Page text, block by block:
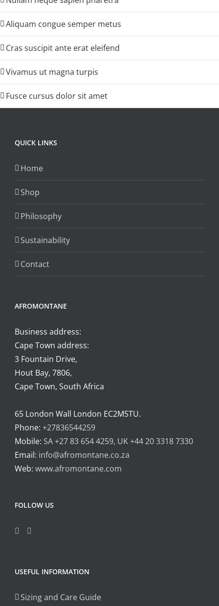
Aliquam congue semper metus
Cras suscipit ante erat eleifend
Vivamus ut magna turpis
Fusce cursus dolor sit amet
QUICK LINKS
Home
Shop
Philosophy
Sustainability
Contact
AFROMONTANE
Business address:
Cape Town address:
3 Fountain Drive,
Hout Bay, 7806,
Cape Town, South Africa
65 London Wall London EC2M5TU.
Phone: +27836544259
Mobile: SA +27 83 654 4259, UK +44 20 3318 7330
Email: info@afromontane.co.za
Web: www.afromontane.com
FOLLOW US
USEFUL INFORMATION
Sizing and Care Guide